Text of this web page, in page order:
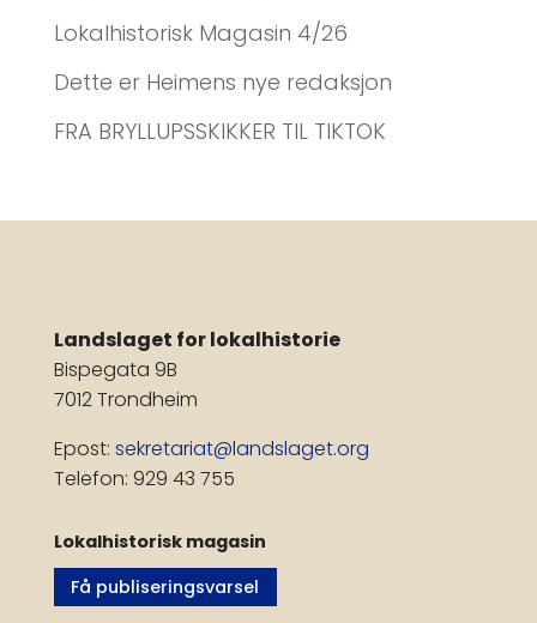
Lokalhistorisk Magasin 4/26
Dette er Heimens nye redaksjon
FRA BRYLLUPSSKIKKER TIL TIKTOK
Landslaget for lokalhistorie
Bispegata 9B
7012 Trondheim
Epost: sekretariat@landslaget.org
Telefon: 929 43 755
Lokalhistorisk magasin
Få publiseringsvarsel